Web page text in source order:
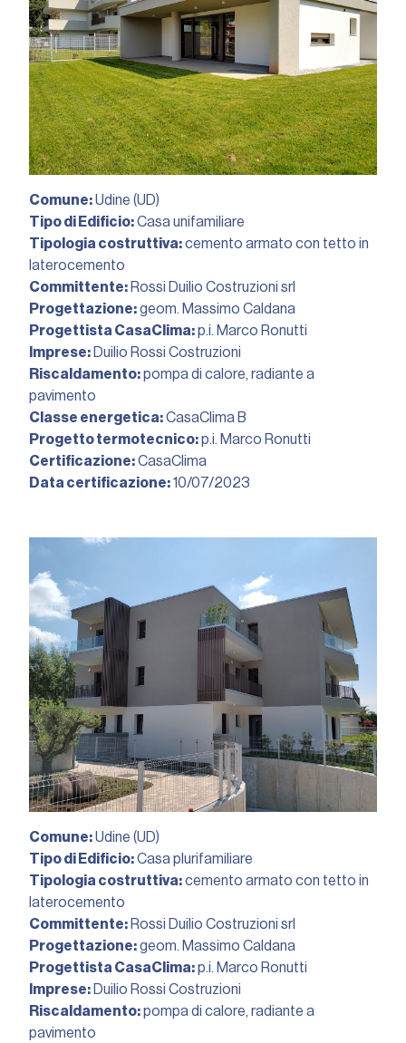
Comune:Udine (UD)
Tipo di Edificio:Casa unifamiliare
Tipologia costruttiva:cemento armato con tetto in
laterocemento
Committente: Rossi Duilio Costruzioni srl
Progettazione:geom. Massimo Caldana
Progettista CasaClima:p.i. Marco Ronutti
Imprese: Duilio Rossi Costruzioni
Riscaldamento:pompa di calore, radiante a
pavimento
Classe energetica:CasaClima B
Progetto termotecnico:p.i. Marco Ronutti
Certificazione:CasaClima
Data certificazione:10/07/2023︎
Comune:Udine (UD)
Tipo di Edificio:Casa plurifamiliare
Tipologia costruttiva:cemento armato con tetto in
laterocemento
Committente: Rossi Duilio Costruzioni srl
Progettazione:geom. Massimo Caldana
Progettista CasaClima:p.i. Marco Ronutti
Imprese: Duilio Rossi Costruzioni
Riscaldamento:pompa di calore, radiante a
pavimento